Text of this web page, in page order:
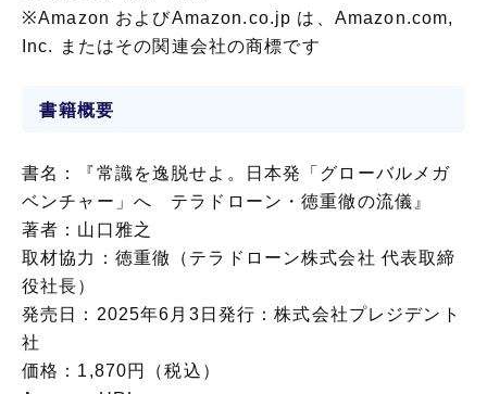
※Amazon およびAmazon.co.jp は、Amazon.com,
Inc. またはその関連会社の商標です
書籍概要
書名：『常識を逸脱せよ。日本発「グローバルメガ
ベンチャー」へ テラドローン・徳重徹の流儀』
著者：山口雅之
取材協力：徳重徹（テラドローン株式会社 代表取締
役社長）
発売日：2025年6月3日発行：株式会社プレジデント
社
価格：1,870円（税込）